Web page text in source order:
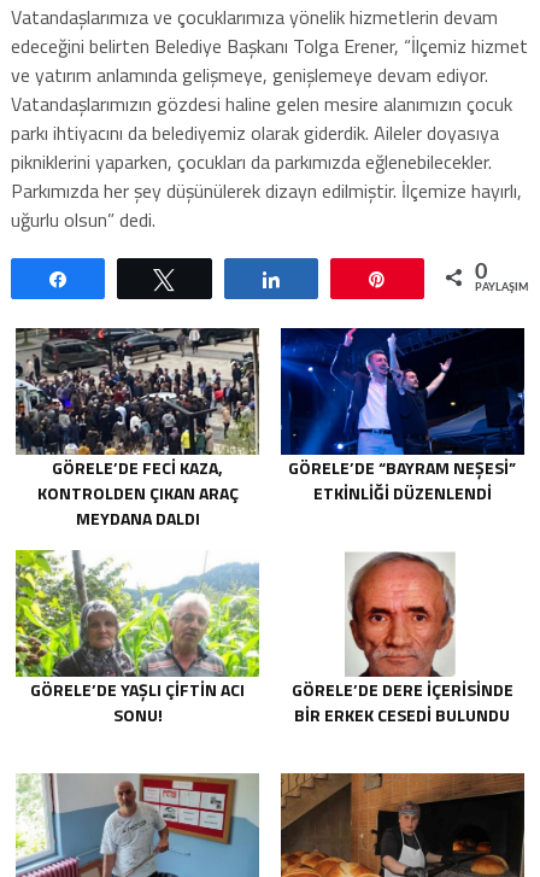
Vatandaşlarımıza ve çocuklarımıza yönelik hizmetlerin devam
edeceğini belirten Belediye Başkanı Tolga Erener, “İlçemiz hizmet
ve yatırım anlamında gelişmeye, genişlemeye devam ediyor.
Vatandaşlarımızın gözdesi haline gelen mesire alanımızın çocuk
parkı ihtiyacını da belediyemiz olarak giderdik. Aileler doyasıya
pikniklerini yaparken, çocukları da parkımızda eğlenebilecekler.
Parkımızda her şey düşünülerek dizayn edilmiştir. İlçemize hayırlı,
uğurlu olsun” dedi.
0
GÖRELE’DE FECI KAZA,
KONTROLDEN ÇIKAN ARAÇ
MEYDANA DALDI
GÖRELE’DE “BAYRAM NEŞESI”
ETKINLIĞI DÜZENLENDI
GÖRELE’DE YAŞLI ÇIFTIN ACI
SONU!
GÖRELE’DE DERE IÇERISINDE
BIR ERKEK CESEDI BULUNDU